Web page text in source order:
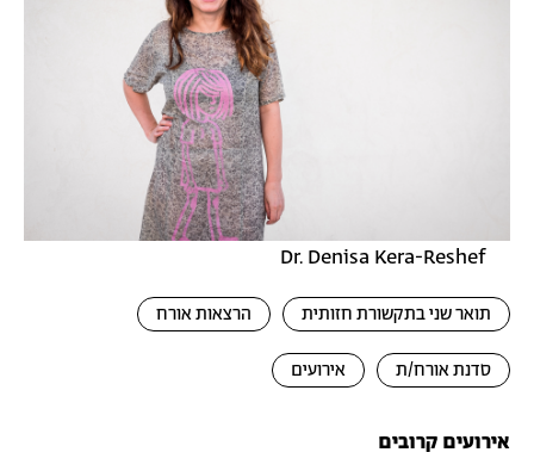
Dr. Denisa Kera-Reshef
תואר שני בתקשורת חזותית הרצאות אורח
סדנת אורח/ת אירועים
אירועים קרובים